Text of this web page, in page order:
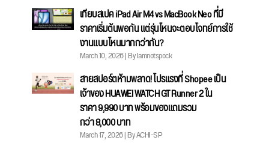
เทียบสเปค iPad Air M4 vs MacBook Neo ที่มี
ราคาเริ่มต้นพอกัน แต่รุ่นไหนจะตอบโจทย์การใช้
งานแบบไหนมากกว่ากัน?
March 10, 2026 | By Iamnotspock
สายสปอร์ตห้ามพลาด! โปรแรงที่ Shopee เป็น
เจ้าของ HUAWEI WATCH GT Runner 2 ใน
ราคา 9,990 บาท พร้อมของแถมรวม
กว่า 8,000 บาท
March 17, 2026 | By ACHI-SP